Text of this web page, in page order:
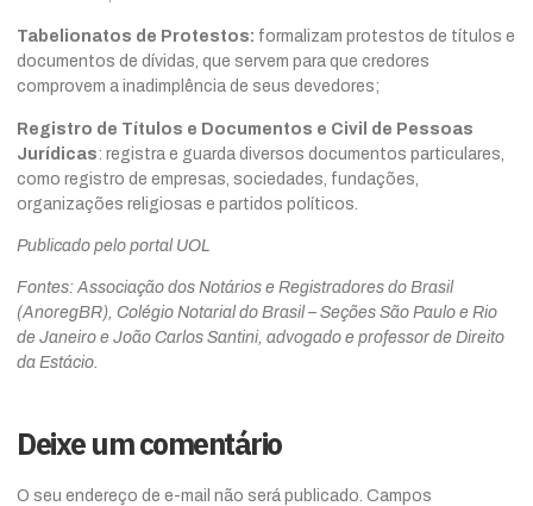
Tabelionatos de Protestos: formalizam protestos de títulos e
documentos de dívidas, que servem para que credores
comprovem a inadimplência de seus devedores;
Registro de Títulos e Documentos e Civil de Pessoas
Jurídicas: registra e guarda diversos documentos particulares,
como registro de empresas, sociedades, fundações,
organizações religiosas e partidos políticos.
Publicado pelo portal UOL
Fontes: Associação dos Notários e Registradores do Brasil
(AnoregBR), Colégio Notarial do Brasil – Seções São Paulo e Rio
de Janeiro e João Carlos Santini, advogado e professor de Direito
da Estácio.
Deixe um comentário
O seu endereço de e-mail não será publicado. Campos